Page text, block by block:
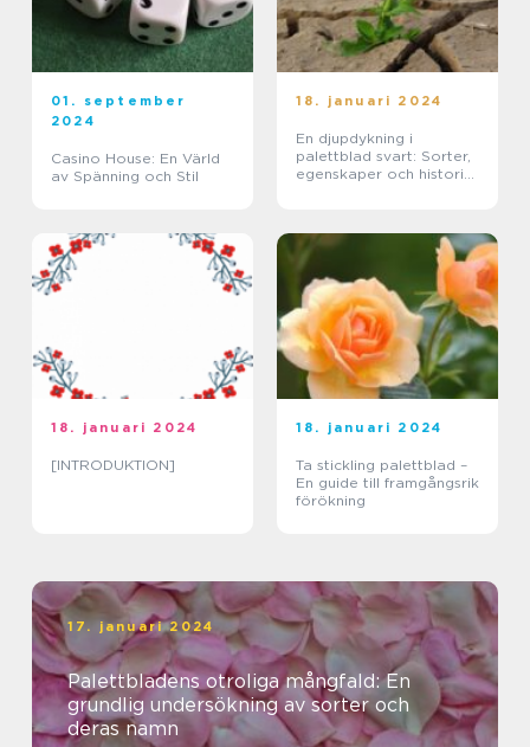
01. september
2024
Casino House: En Värld
av Spänning och Stil
18. januari 2024
En djupdykning i
palettblad svart: Sorter,
egenskaper och historisk
18. januari 2024
[INTRODUKTION]
18. januari 2024
Ta stickling palettblad –
En guide till framgångsrik
förökning
17. januari 2024
Palettbladens otroliga mångfald: En
grundlig undersökning av sorter och
deras namn